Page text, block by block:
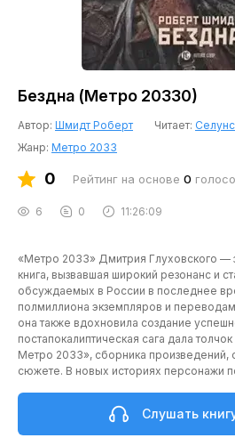
Бездна (Метро 20330)
Автор: Шмидт Роберт Читает:
Жанр: Метро 2033
0 Рейтинг на основе 0
6 0 11:26:09
«Метро 2033» Дмитрия Глуховского —
книга, вызвавшая широкий резонанс и
обсуждаемых в России в последнее
полмиллиона экземпляров и
она также вдохновила создание
постапокалиптическая сага дала
Метро 2033», сборника произведений,
сюжете. В новых историях персонажи
Слушать